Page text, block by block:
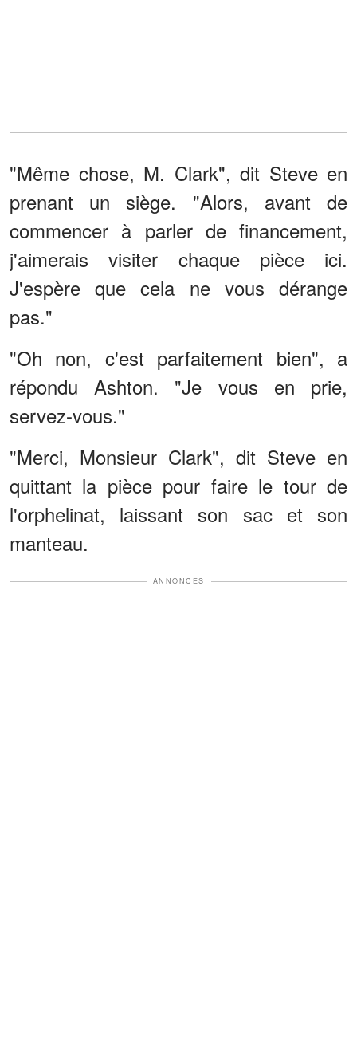
"Même chose, M. Clark", dit Steve en
prenant un siège. "Alors, avant de
commencer à parler de financement,
j'aimerais visiter chaque pièce ici.
J'espère que cela ne vous dérange
pas."
"Oh non, c'est parfaitement bien", a
répondu Ashton. "Je vous en prie,
servez-vous."
"Merci, Monsieur Clark", dit Steve en
quittant la pièce pour faire le tour de
l'orphelinat, laissant son sac et son
manteau.
ANNONCES